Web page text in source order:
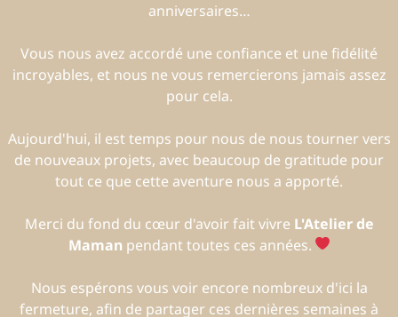
anniversaires…
Vous nous avez accordé une confiance et une fidélité
incroyables, et nous ne vous remercierons jamais assez
pour cela.
Aujourd'hui, il est temps pour nous de nous tourner vers
de nouveaux projets, avec beaucoup de gratitude pour
tout ce que cette aventure nous a apporté.
Merci du fond du cœur d'avoir fait vivre L'Atelier de
Maman pendant toutes ces années.
Nous espérons vous voir encore nombreux d'ici la
fermeture, afin de partager ces dernières semaines à